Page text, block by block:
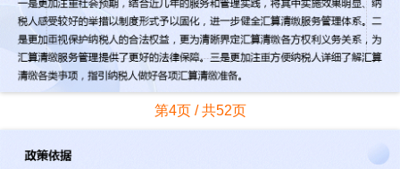
第4页 / 共52页